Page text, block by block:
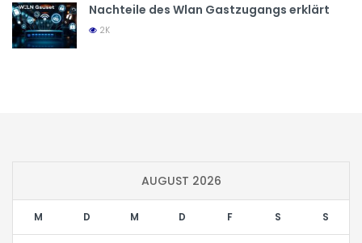
Nachteile des Wlan Gastzugangs erklärt
2K
AUGUST 2026
M D M D F S S